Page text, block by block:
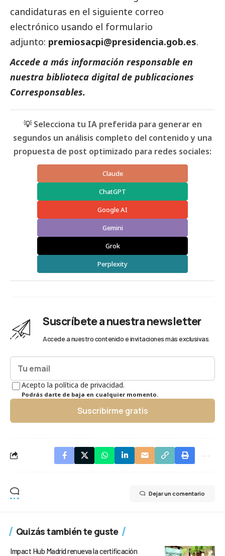
candidaturas en el siguiente correo
electrónico usando el formulario
adjunto: premiosacpi@presidencia.gob.es.
Accede a más información responsable en
nuestra biblioteca digital de publicaciones
Corresponsables.
💡 Selecciona tu IA preferida para generar en
segundos un análisis completo del contenido y una
propuesta de post optimizado para redes sociales:
Claude
ChatGPT
Google AI
Gemini
Grok
Perplexity
Suscríbete a nuestra newsletter
Accede a nuestro contenido e invitaciones más exclusivas.
Acepto la política de privacidad.
Podrás darte de baja en cualquier momento.
Suscribirme gratis
Dejar un comentario
Quizás también te guste
Impact Hub Madrid renueva la certificación